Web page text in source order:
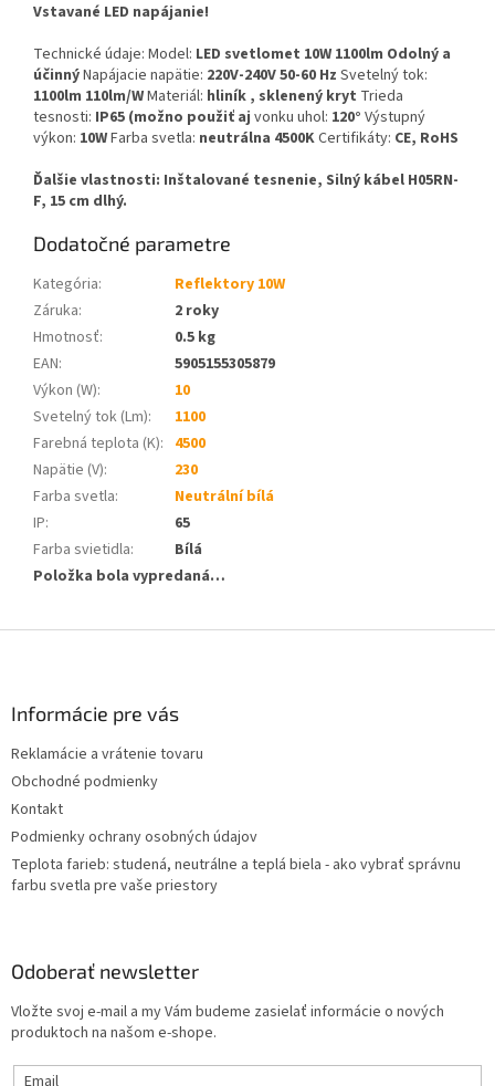
Vstavané LED napájanie!
Technické údaje: Model: LED svetlomet 10W 1100lm Odolný a
účinnýNapájacie napätie: 220V-240V 50-60 Hz Svetelný tok:
1100lm 110lm/WMateriál: hliník , sklenený kryt Trieda
tesnosti: IP65 (možno použiť aj vonku uhol: 120° Výstupný
výkon: 10WFarba svetla: neutrálna 4500KCertifikáty: CE, RoHS
Ďalšie vlastnosti: Inštalované tesnenie, Silný kábel H05RN-
F, 15 cm dlhý.
Dodatočné parametre
Kategória:
Reflektory 10W
Záruka:
2 roky
Hmotnosť:
0.5 kg
EAN:
5905155305879
Výkon (W):
10
Svetelný tok (Lm):
1100
Farebná teplota (K): 4500
Napätie (V):
230
Farba svetla:
Neutrální bílá
IP:
65
Farba svietidla:
Bílá
Položka bola vypredaná…
Informácie pre vás
Reklamácie a vrátenie tovaru
Obchodné podmienky
Kontakt
Podmienky ochrany osobných údajov
Teplota farieb: studená, neutrálne a teplá biela - ako vybrať správnu
farbu svetla pre vaše priestory
Odoberať newsletter
Vložte svoj e-mail a my Vám budeme zasielať informácie o nových
produktoch na našom e-shope.
Email